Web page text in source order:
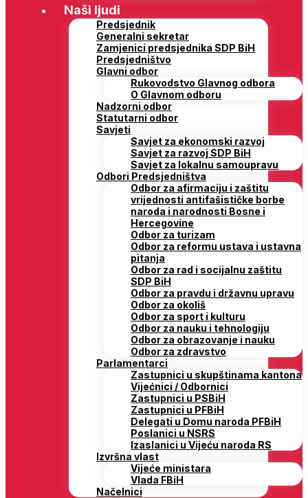
Naši ljudi
Predsjednik
Generalni sekretar
Zamjenici predsjednika SDP BiH
Predsjedništvo
Glavni odbor
Rukovodstvo Glavnog odbora
O Glavnom odboru
Nadzorni odbor
Statutarni odbor
Savjeti
Savjet za ekonomski razvoj
Savjet za razvoj SDP BiH
Savjet za lokalnu samoupravu
Odbori Predsjedništva
Odbor za afirmaciju i zaštitu
vrijednosti antifašističke borbe
naroda i narodnosti Bosne i
Hercegovine
Odbor za turizam
Odbor za reformu ustava i ustavna
pitanja
Odbor za rad i socijalnu zaštitu
SDP BiH
Odbor za pravdu i državnu upravu
Odbor za okoliš
Odbor za sport i kulturu
Odbor za nauku i tehnologiju
Odbor za obrazovanje i nauku
Odbor za zdravstvo
Parlamentarci
Zastupnici u skupštinama kantona
Vijećnici / Odbornici
Zastupnici u PSBiH
Zastupnici u PFBiH
Delegati u Domu naroda PFBiH
Poslanici u NSRS
Izaslanici u Vijeću naroda RS
Izvršna vlast
Vijeće ministara
Vlada FBiH
Načelnici